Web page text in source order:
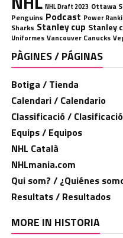
NHL Draft 2023 Ottawa
Penguins Podcast Power
Sharks Stanley cup Stanley
Uniformes Vancouver Canucks
PÀGINES / PÁGINAS
Botiga / Tienda
Calendari / Calendario
Classificació /
Equips / Equipos
NHL Català
NHLmania.com
Qui som? / ¿Quiénes
Resultats / Resultados
MORE IN HISTORIA